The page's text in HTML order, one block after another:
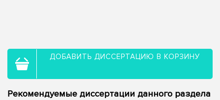
ДОБАВИТЬ ДИССЕРТАЦИЮ В КОРЗИНУ
Рекомендуемые диссертации данного раздела